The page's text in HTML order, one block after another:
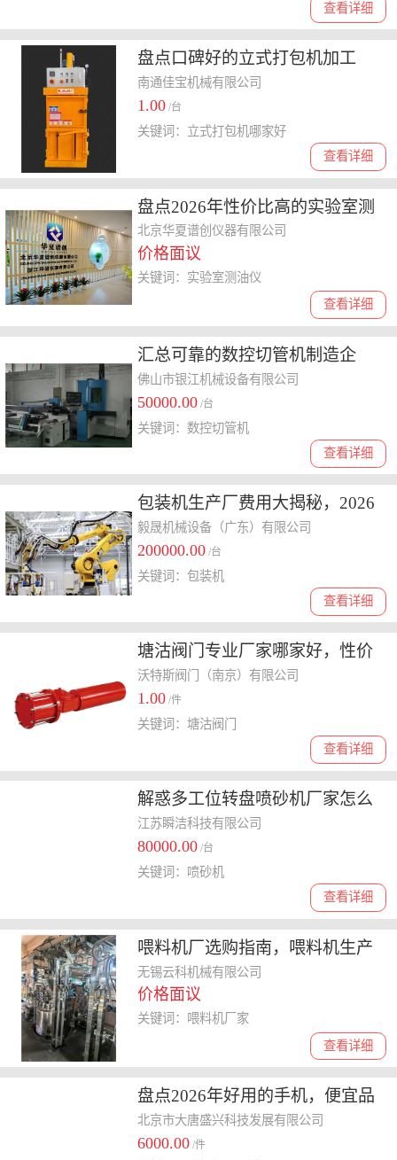
查看详细
盘点口碑好的立式打包机加工
厂，哪家更值得选，费用怎么算
南通佳宝机械有限公司
1.00 /台
查看详细
关键词：立式打包机哪家好
盘点2026年性价比高的实验室测
油仪，**品牌运转稳定选哪家
北京华夏谱创仪器有限公司
价格面议
查看详细
关键词：实验室测油仪
汇总可靠的数控切管机制造企
业，帮你选到合适的产品
佛山市银江机械设备有限公司
50000.00 /台
查看详细
关键词：数控切管机
包装机生产厂费用大揭秘，2026
年哪个值得选看这里
毅晟机械设备（广东）有限公司
200000.00 /台
查看详细
关键词：包装机
塘沽阀门专业厂家哪家好，性价
比与质量兼顾之选揭秘
沃特斯阀门（南京）有限公司
1.00 /件
查看详细
关键词：塘沽阀门
解惑多工位转盘喷砂机厂家怎么
收费，费用高吗？
江苏瞬洁科技有限公司
80000.00 /台
查看详细
关键词：喷砂机
喂料机厂选购指南，喂料机生产
厂、定制厂家哪个性价比高
无锡云科机械有限公司
价格面议
查看详细
关键词：喂料机厂家
盘点2026年好用的手机，便宜品
牌大盘点
北京市大唐盛兴科技发展有限公司
6000.00 /件